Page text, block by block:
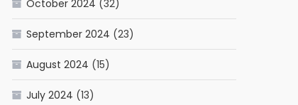
October 2024 (32)
September 2024 (23)
August 2024 (15)
July 2024 (13)